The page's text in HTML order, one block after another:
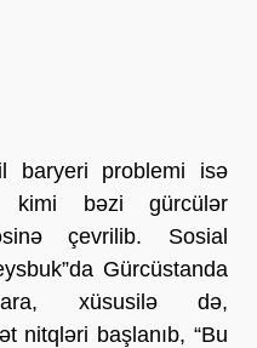
baryeri problemi isə
kimi bəzi gürcülər
çevrilib. Sosial
Gürcüstanda
xüsusilə də,
nitqləri başlanıb, “Bu